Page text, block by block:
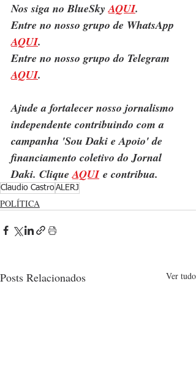
Nos siga no BlueSky AQUI.
Entre no nosso grupo de WhatsApp
AQUI.
Entre no nosso grupo do Telegram
AQUI.
Ajude a fortalecer nosso jornalismo
independente contribuindo com a
campanha 'Sou Daki e Apoio' de
financiamento coletivo do Jornal
Daki. Clique AQUI e contribua.
Claudio CastroALERJ
POLÍTICA
Posts Relacionados Ver tudo